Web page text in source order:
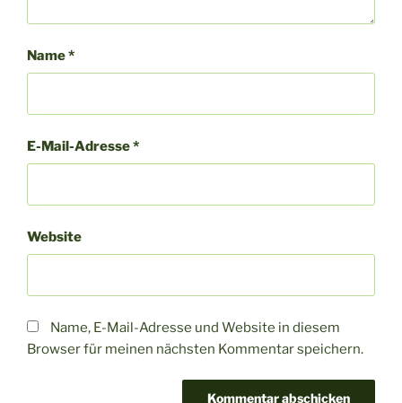
Name*
E-Mail-Adresse*
Website
Name, E-Mail-Adresse und Website in diesem
Browser für meinen nächsten Kommentar speichern.